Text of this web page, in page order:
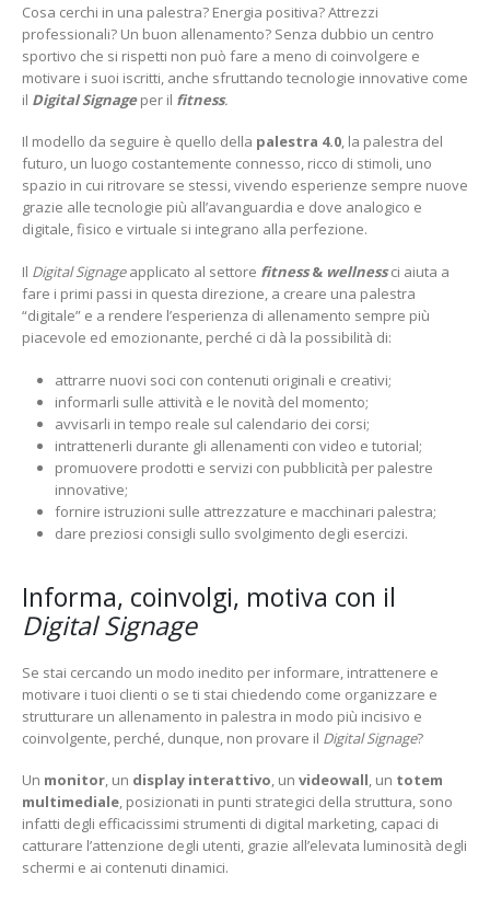
Cosa cerchi in una palestra? Energia positiva? Attrezzi
professionali? Un buon allenamento? Senza dubbio un centro
sportivo che si rispetti non può fare a meno di coinvolgere e
motivare i suoi iscritti, anche sfruttando tecnologie innovative come
il Digital Signageper il fitness.
Il modello da seguire è quello della palestra 4.0, la palestra del
futuro, un luogo costantemente connesso, ricco di stimoli, uno
spazio in cui ritrovare se stessi, vivendo esperienze sempre nuove
grazie alle tecnologie più all’avanguardia e dove analogico e
digitale, fisico e virtuale si integrano alla perfezione.
Il Digital Signageapplicato al settore fitness& wellnessci aiuta a
fare i primi passi in questa direzione, a creare una palestra
“digitale” e a rendere l’esperienza di allenamento sempre più
piacevole ed emozionante, perché ci dà la possibilità di:
attrarre nuovi soci con contenuti originali e creativi;
informarli sulle attività e le novità del momento;
avvisarli in tempo reale sul calendario dei corsi;
intrattenerli durante gli allenamenti con video e tutorial;
promuovere prodotti e servizi con pubblicità per palestre
innovative;
fornire istruzioni sulle attrezzature e macchinari palestra;
dare preziosi consigli sullo svolgimento degli esercizi.
Informa, coinvolgi, motiva con il
Digital Signage
Se stai cercando un modo inedito per informare, intrattenere e
motivare i tuoi clienti o se ti stai chiedendo come organizzare e
strutturare un allenamento in palestra in modo più incisivo e
coinvolgente, perché, dunque, non provare il Digital Signage?
Un monitor, un display interattivo, un videowall, un totem
multimediale, posizionati in punti strategici della struttura, sono
infatti degli efficacissimi strumenti di digital marketing, capaci di
catturare l’attenzione degli utenti, grazie all’elevata luminosità degli
schermi e ai contenuti dinamici.